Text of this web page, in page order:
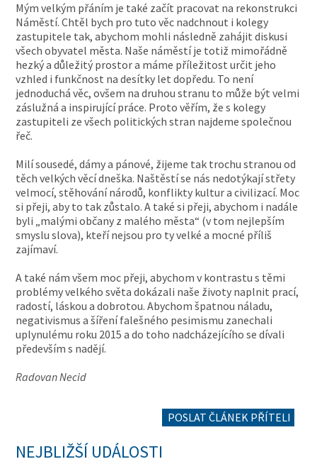
Mým velkým přáním je také začít pracovat na rekonstrukci
Náměstí. Chtěl bych pro tuto věc nadchnout i kolegy
zastupitele tak, abychom mohli následně zahájit diskusi
všech obyvatel města. Naše náměstí je totiž mimořádně
hezký a důležitý prostor a máme příležitost určit jeho
vzhled i funkčnost na desítky let dopředu. To není
jednoduchá věc, ovšem na druhou stranu to může být velmi
záslužná a inspirující práce. Proto věřím, že s kolegy
zastupiteli ze všech politických stran najdeme společnou
řeč.
Milí sousedé, dámy a pánové, žijeme tak trochu stranou od
těch velkých věcí dneška. Naštěstí se nás nedotýkají střety
velmocí, stěhování národů, konflikty kultur a civilizací. Moc
si přeji, aby to tak zůstalo. A také si přeji, abychom i nadále
byli „malými občany z malého města“ (v tom nejlepším
smyslu slova), kteří nejsou pro ty velké a mocné příliš
zajímaví.
A také nám všem moc přeji, abychom v kontrastu s těmi
problémy velkého světa dokázali naše životy naplnit prací,
radostí, láskou a dobrotou. Abychom špatnou náladu,
negativismus a šíření falešného pesimismu zanechali
uplynulému roku 2015 a do toho nadcházejícího se dívali
především s nadějí.
Radovan Necid
POSLAT ČLÁNEK PŘÍTELI
NEJBLIŽŠÍ UDÁLOSTI